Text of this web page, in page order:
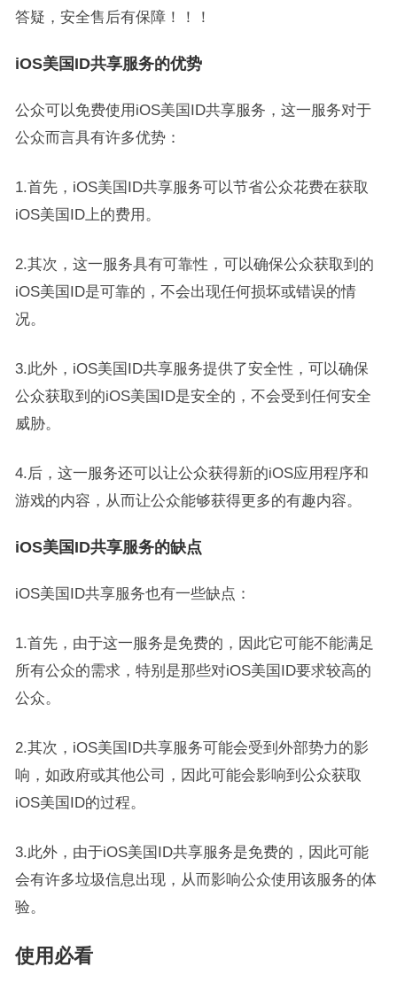
答疑，安全售后有保障！！！
iOS美国ID共享服务的优势
公众可以免费使用iOS美国ID共享服务，这一服务对于
公众而言具有许多优势：
1.首先，iOS美国ID共享服务可以节省公众花费在获取
iOS美国ID上的费用。
2.其次，这一服务具有可靠性，可以确保公众获取到的
iOS美国ID是可靠的，不会出现任何损坏或错误的情
况。
3.此外，iOS美国ID共享服务提供了安全性，可以确保
公众获取到的iOS美国ID是安全的，不会受到任何安全
威胁。
4.后，这一服务还可以让公众获得新的iOS应用程序和
游戏的内容，从而让公众能够获得更多的有趣内容。
iOS美国ID共享服务的缺点
iOS美国ID共享服务也有一些缺点：
1.首先，由于这一服务是免费的，因此它可能不能满足
所有公众的需求，特别是那些对iOS美国ID要求较高的
公众。
2.其次，iOS美国ID共享服务可能会受到外部势力的影
响，如政府或其他公司，因此可能会影响到公众获取
iOS美国ID的过程。
3.此外，由于iOS美国ID共享服务是免费的，因此可能
会有许多垃圾信息出现，从而影响公众使用该服务的体
验。
使用必看